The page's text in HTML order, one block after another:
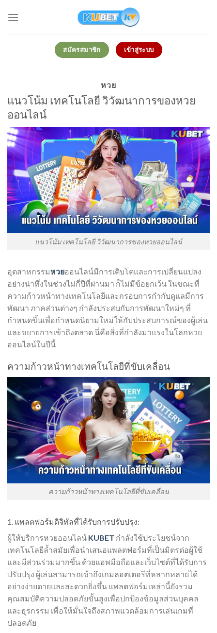
สมัครสมาชิก เข้าสู่ระบบ
หวย
แนวโน้ม เทคโนโลยี วิวัฒนาการของหวย
ออนไลน์
แนวโน้ม เทคโนโลยี วิวัฒนาการของหวยออนไลน์
อุตสาหกรรมหวยออนไลน์มีการเติบโตและการเปลี่ยนแปลง
อย่างน่าทึ่งในช่วงไม่กี่ปีที่ผ่านมา ก็ไม่มีข้อยกเว้น ในขณะที่
ความก้าวหน้าทางเทคโนโลยีและกรอบการกำกับดูแลมีการ
พัฒนา ภาคส่วนต่างๆ กำลังประสบกับการพัฒนาใหม่ๆ ที่
กำหนดขึ้นเพื่อกำหนดนิยามใหม่ให้กับประสบการณ์ของผู้เล่น
และขยายการเข้าถึงตลาด นี่คือสิ่งที่กำลังมาแรงในโลกหวย
ออนไลน์ในปีนี้
ความก้าวหน้าทางเทคโนโลยีที่ขับเคลื่อน
ความก้าวหน้าทางเทคโนโลยีที่ขับเคลื่อน
1. แพลตฟอร์มดิจิทัลที่ได้รับการปรับปรุง:
ผู้ให้บริการหวยออนไลน์ KUBET กำลังใช้ประโยชน์จาก
เทคโนโลยีล้ำสมัยเพื่อนำเสนอแพลตฟอร์มที่เป็นมิตรต่อผู้ใช้
และมีส่วนร่วมมากขึ้น ด้วยแอพมือถือและเว็บไซต์ที่ได้รับการ
ปรับปรุง ผู้เล่นสามารถเข้าถึงเกมลอตเตอรีที่หลากหลายได้
อย่างง่ายดายและสะดวกยิ่งขึ้น แพลตฟอร์มเหล่านี้ยังรวม
คุณสมบัติความปลอดภัยขั้นสูงเพื่อปกป้องข้อมูลส่วนบุคคล
และธุรกรรม เพื่อให้มั่นใจถึงสภาพแวดล้อมการเล่นเกมที่
ปลอดภัย